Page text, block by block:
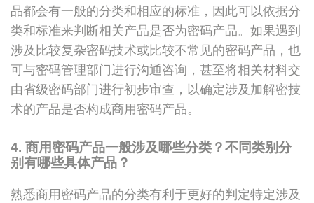
品都会有一般的分类和相应的标准，因此可以依据分
类和标准来判断相关产品是否为密码产品。如果遇到
涉及比较复杂密码技术或比较不常见的密码产品，也
可与密码管理部门进行沟通咨询，甚至将相关材料交
由省级密码部门进行初步审查，以确定涉及加解密技
术的产品是否构成商用密码产品。
4. 商用密码产品一般涉及哪些分类？不同类别分
别有哪些具体产品？
熟悉商用密码产品的分类有利于更好的判定特定涉及